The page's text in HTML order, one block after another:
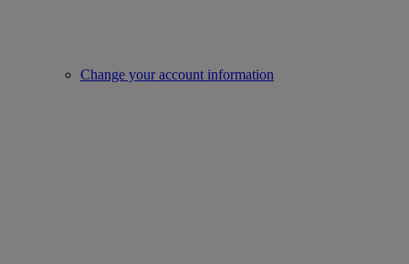
Change your account information